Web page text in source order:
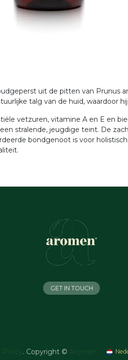
uit de pitten van Prunus
talg van de huid, waardoor
vetzuren, vitamine A en E en
stralende, jeugdige teint. De
bondgenoot is voor
GET IN TOUCH
Policy . Copyright © Aromen